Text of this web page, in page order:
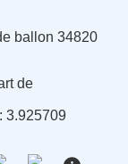
ballon 34820
de
3.925709